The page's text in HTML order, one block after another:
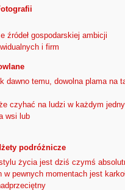
źródeł gospodarskiej ambicji
i firm
dawno temu, dowolna plama na
czyhać na ludzi w każdym
wsi lub
podróżnicze
życia jest dziś czymś
w pewnych momentach jest